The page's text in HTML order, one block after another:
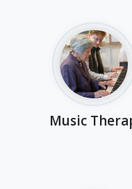
Music